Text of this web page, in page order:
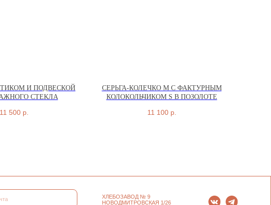
И ПОДВЕСКОЙ
СТЕКЛА
11 500 р.
СЕРЬГА-КОЛЕЧКО М С ФАКТУРНЫМ
КОЛОКОЛЬЧИКОМ S В ПОЗОЛОТЕ
11 100 р.